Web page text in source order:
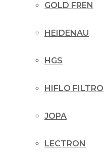
GOLD FREN
HEIDENAU
HGS
HIFLO FILTRO
JOPA
LECTRON